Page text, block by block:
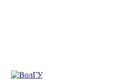
Пожалуйста